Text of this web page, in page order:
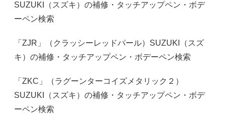
SUZUKI（スズキ）の補修・タッチアップペン・ボデ
ーペン検索
「ZJR」（クラッシーレッドパール）SUZUKI（スズ
キ）の補修・タッチアップペン・ボデーペン検索
「ZKC」（ラグーンターコイズメタリック２）
SUZUKI（スズキ）の補修・タッチアップペン・ボデ
ーペン検索